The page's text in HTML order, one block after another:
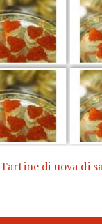
Tartine di uova di